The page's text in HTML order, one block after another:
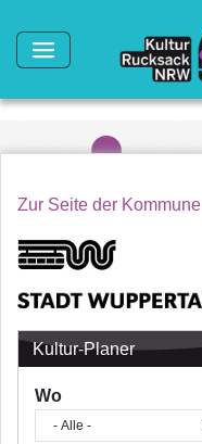
Zur Seite der Kommune
Kultur-Planer
Wo